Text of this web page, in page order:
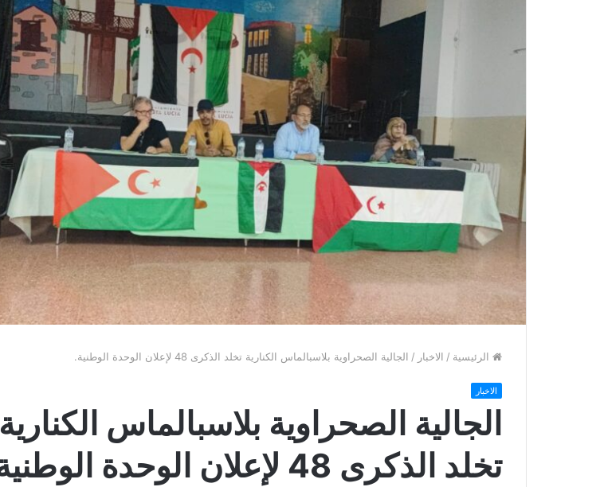
الرئيسية / الاخبار / الجالية الصحراوية بلاسبالماس الكنارية تخلد الذكرى 48 لإعلان الوحدة الوطنية.
الاخبار
الجالية الصحراوية بلاسبالماس الكنارية
تخلد الذكرى 48 لإعلان الوحدة الوطنية.